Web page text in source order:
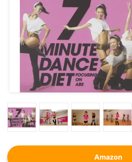
Amazon